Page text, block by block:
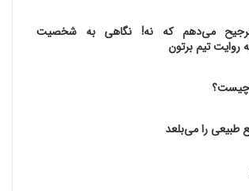
ترجیح می‌دهم که نه! نگاهی به شخصیت
روایت تیم برتون
چیست؟
طبیعی را می‌بلعد